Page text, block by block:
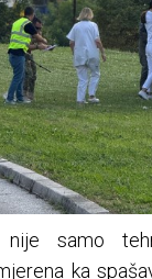
nije samo
ka